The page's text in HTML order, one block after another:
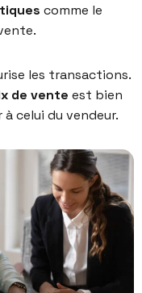
comme le
les transactions.
de vente est bien
celui du vendeur.